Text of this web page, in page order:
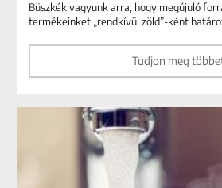
Büszkék vagyunk arra, hogy megújuló
termékeinket „rendkívül zöld”-ként
Tudjon meg